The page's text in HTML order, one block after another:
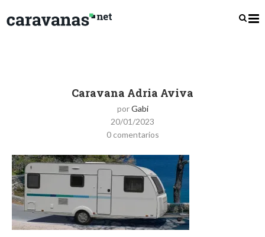
Caravana Adria Aviva
porGabi
20/01/2023
0 comentarios